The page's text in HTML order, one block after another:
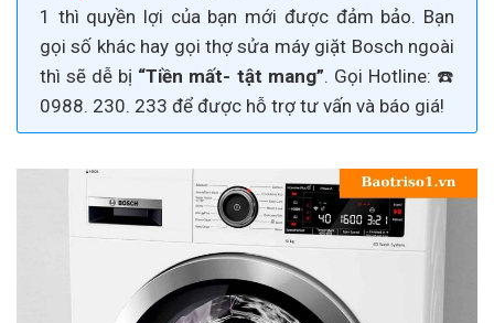
1 thì quyền lợi của bạn mới được đảm bảo. Bạn
gọi số khác hay gọi thợsửa máy giặt Bosch ngoài
thì sẽ dễ bị “Tiền mất- tật mang”. Gọi Hotline: ☎️
0988. 230. 233 để được hỗ trợ tư vấn và báo giá!